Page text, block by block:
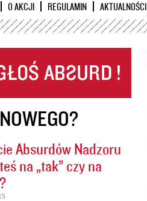
O AKCJI REGULAMIN AKTUALNOŚCI
Absurdów Nadzoru
na „tak” czy na